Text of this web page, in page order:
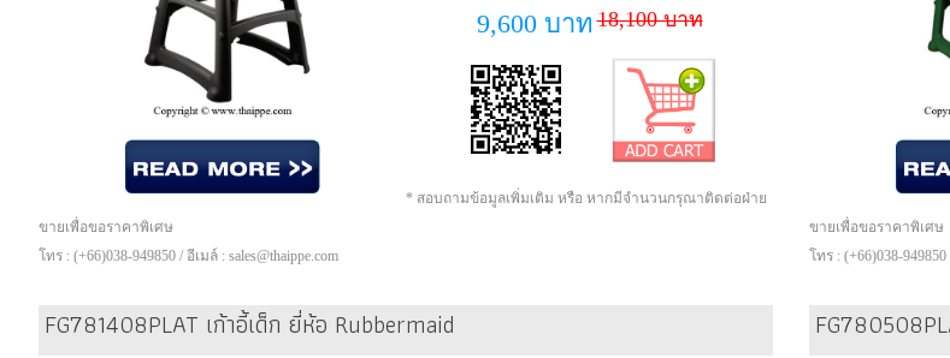
9,600 บาท 18,100 บาท
* สอบถามข้อมูลเพิ่มเติม หรือ หากมีจำนวนกรุณาติดต่อฝ่าย
ขายเพื่อขอราคาพิเศษ
โทร : (+66)038-949850 / อีเมล์ : sales@thaippe.com
ขายเพื่อขอราคาพิเศษ
โทร : (+66)038-949850
FG781408PLAT เก้าอี้เด็ก ยี่ห้อ Rubbermaid